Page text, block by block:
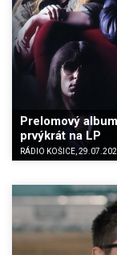
Prelomový
prvýkrát na LP
RÁDIO KOŠICE,